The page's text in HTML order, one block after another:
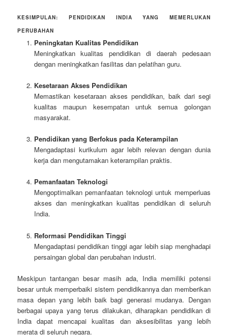
KESIMPULAN: PENDIDIKAN INDIA YANG MEMERLUKAN
PERUBAHAN
Peningkatan Kualitas Pendidikan
Meningkatkan kualitas pendidikan di daerah pedesaan
dengan meningkatkan fasilitas dan pelatihan guru.
Kesetaraan Akses Pendidikan
Memastikan kesetaraan akses pendidikan, baik dari segi
kualitas maupun kesempatan untuk semua golongan
masyarakat.
Pendidikan yang Berfokus pada Keterampilan
Mengadaptasi kurikulum agar lebih relevan dengan dunia
kerja dan mengutamakan keterampilan praktis.
Pemanfaatan Teknologi
Mengoptimalkan pemanfaatan teknologi untuk memperluas
akses dan meningkatkan kualitas pendidikan di seluruh
India.
Reformasi Pendidikan Tinggi
Mengadaptasi pendidikan tinggi agar lebih siap menghadapi
persaingan global dan perubahan industri.
Meskipun tantangan besar masih ada, India memiliki potensi
besar untuk memperbaiki sistem pendidikannya dan memberikan
masa depan yang lebih baik bagi generasi mudanya. Dengan
berbagai upaya yang terus dilakukan, diharapkan pendidikan di
India dapat mencapai kualitas dan aksesibilitas yang lebih
merata di seluruh negara.